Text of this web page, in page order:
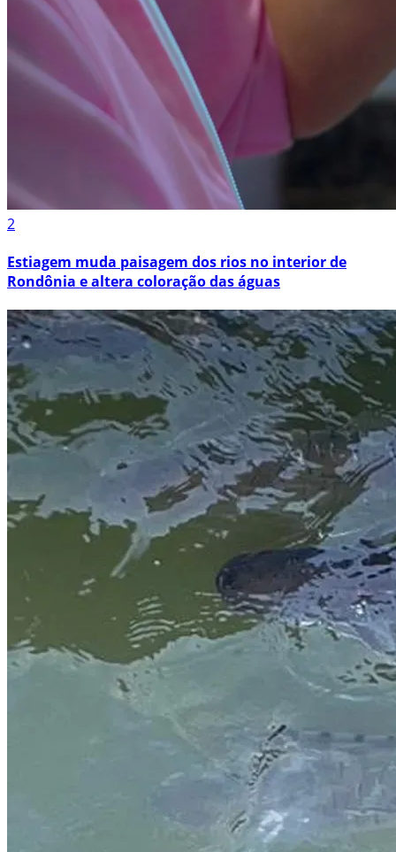
2
Estiagem muda paisagem dos rios no interior de
Rondônia e altera coloração das águas